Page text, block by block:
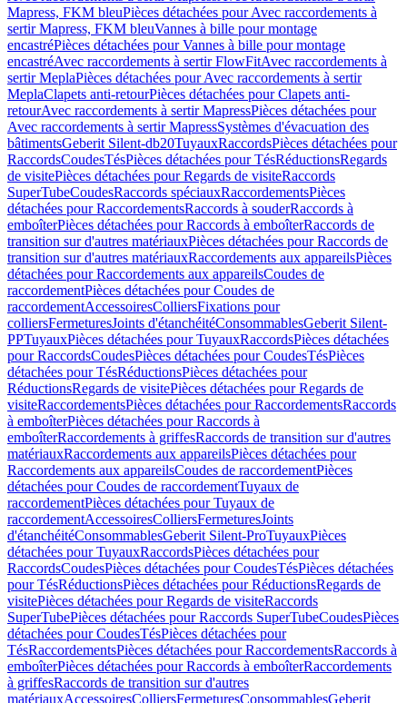
Mapress, FKM bleuPièces détachées pour Avec raccordements à
sertir Mapress, FKM bleuVannes à bille pour montage
encastréPièces détachées pour Vannes à bille pour montage
encastréAvec raccordements à sertir FlowFitAvec raccordements à
sertir MeplaPièces détachées pour Avec raccordements à sertir
MeplaClapets anti-retourPièces détachées pour Clapets anti-
retourAvec raccordements à sertir MapressPièces détachées pour
Avec raccordements à sertir MapressSystèmes d'évacuation des
bâtimentsGeberit Silent-db20TuyauxRaccordsPièces détachées pour
RaccordsCoudesTésPièces détachées pour TésRéductionsRegards
de visitePièces détachées pour Regards de visiteRaccords
SuperTubeCoudesRaccords spéciauxRaccordementsPièces
détachées pour RaccordementsRaccords à souderRaccords à
emboîterPièces détachées pour Raccords à emboîterRaccords de
transition sur d'autres matériauxPièces détachées pour Raccords de
transition sur d'autres matériauxRaccordements aux appareilsPièces
détachées pour Raccordements aux appareilsCoudes de
raccordementPièces détachées pour Coudes de
raccordementAccessoiresColliersFixations pour
colliersFermeturesJoints d'étanchéitéConsommablesGeberit Silent-
PPTuyauxPièces détachées pour TuyauxRaccordsPièces détachées
pour RaccordsCoudesPièces détachées pour CoudesTésPièces
détachées pour TésRéductionsPièces détachées pour
RéductionsRegards de visitePièces détachées pour Regards de
visiteRaccordementsPièces détachées pour RaccordementsRaccords
à emboîterPièces détachées pour Raccords à
emboîterRaccordements à griffesRaccords de transition sur d'autres
matériauxRaccordements aux appareilsPièces détachées pour
Raccordements aux appareilsCoudes de raccordementPièces
détachées pour Coudes de raccordementTuyaux de
raccordementPièces détachées pour Tuyaux de
raccordementAccessoiresColliersFermeturesJoints
d'étanchéitéConsommablesGeberit Silent-ProTuyauxPièces
détachées pour TuyauxRaccordsPièces détachées pour
RaccordsCoudesPièces détachées pour CoudesTésPièces détachées
pour TésRéductionsPièces détachées pour RéductionsRegards de
visitePièces détachées pour Regards de visiteRaccords
SuperTubePièces détachées pour Raccords SuperTubeCoudesPièces
détachées pour CoudesTésPièces détachées pour
TésRaccordementsPièces détachées pour RaccordementsRaccords à
emboîterPièces détachées pour Raccords à emboîterRaccordements
à griffesRaccords de transition sur d'autres
matériauxAccessoiresColliersFermeturesConsommablesGeberit